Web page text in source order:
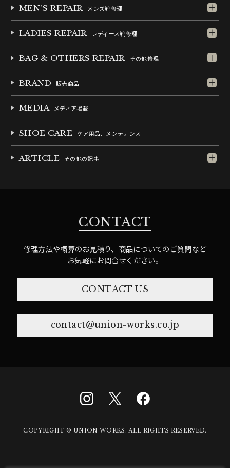
MEN'S REPAIR- メンズ靴修理
LADIES REPAIR - レディース靴修理
BAG & OTHERS REPAIR- その他修理
BRAND - 販売商品
MEDIA- メディア掲載
SHOE CARE- ケア用品、メンテナンス
ARTICLE- その他の記事
CONTACT
修理方法や概算のお見積り、商品についてのご質問など
お気軽にお問合せください。
CONTACT US
contact@union-works.co.jp
COPYRIGHT © UNION WORKS. ALL RIGHTS RESERVED.